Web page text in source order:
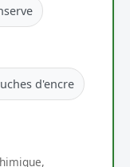
d'encre